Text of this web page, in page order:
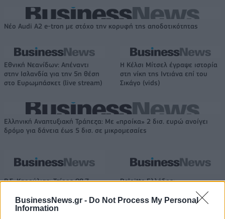
BusinessNews.gr - Do Not Process My Personal
Information
Νέο Audi A2 e-tron με στόχο την κορυφή της αποδοτικότητας
Εθνική Νεανίδων: Απέναντι
στην Ισλανδία για την 5η θέση
στο Ευρωμπάσκετ (live stream)
Η Κέλσι Μίτσελ έγραψε ιστορία
στη νίκη της Ιντιάνα επί του
Σικάγο (vids)
Ελληνική Αναπτυξιακή Τράπεζα: Με «προίκα» 2 δισ. ευρώ ανοίγει
δρόμο για δάνεια έως 5 δισ. σε μικρομεσαίες
Β.Σ. Καρούλιας: Τζίρος 98,7
57% - Τα νέα στοιχήματα σε
low & non alcohol
Deloitte Ελλάδος:
σύμβουλος της ΔΕΗ για την